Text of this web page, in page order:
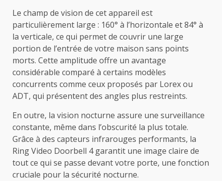
Le champ de vision de cet appareil est
particulièrement large : 160° à l’horizontale et 84° à
la verticale, ce qui permet de couvrir une large
portion de l’entrée de votre maison sans points
morts. Cette amplitude offre un avantage
considérable comparé à certains modèles
concurrents comme ceux proposés par Lorex ou
ADT, qui présentent des angles plus restreints.
En outre, la vision nocturne assure une surveillance
constante, même dans l’obscurité la plus totale.
Grâce à des capteurs infrarouges performants, la
Ring Video Doorbell 4 garantit une image claire de
tout ce qui se passe devant votre porte, une fonction
cruciale pour la sécurité nocturne.